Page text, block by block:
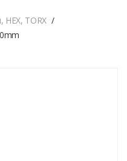
TORX